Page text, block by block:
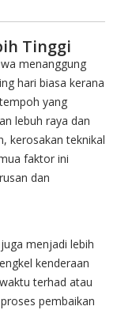
Tinggi
menanggung
hari biasa kerana
yang
lebuh raya dan
kerosakan teknikal
faktor ini
dan
menjadi lebih
kenderaan
terhad atau
pembaikan